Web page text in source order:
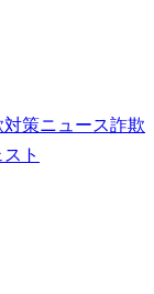
対策ニュース詐欺
ト